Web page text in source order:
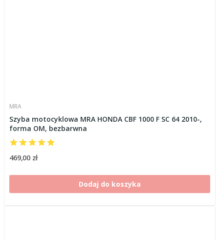
MRA
Szyba motocyklowa MRA HONDA CBF 1000 F SC 64 2010-,
forma OM, bezbarwna
469,00 zł
Dodaj do koszyka